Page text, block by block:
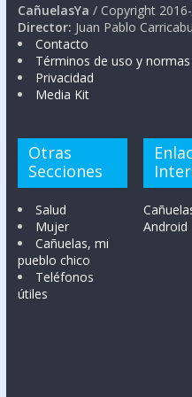
CañuelasYa / Copyright
Director: Juan Pablo
Contacto
Términos de uso y
Privacidad
Media Kit
Otras
Secciones
Salud
Mujer
Cañuelas, mi
pueblo chico
Teléfonos
útiles
Android